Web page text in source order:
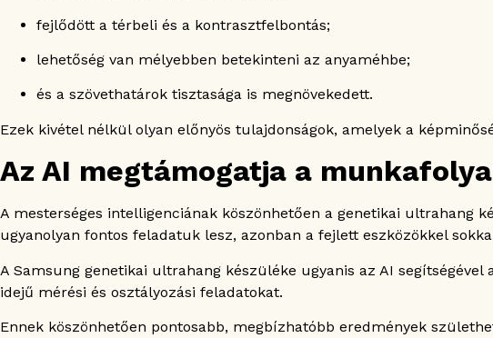
fejlődött a térbeli és a kontrasztfelbontás;
lehetőség van mélyebben betekinteni az anyaméhbe;
és a szövethatárok tisztasága is megnövekedett.
Ezek kivétel nélkül olyan előnyös tulajdonságok, amelyek a
Az AI megtámogatja a
A mesterséges intelligenciának köszönhetően a genetikai ultrahang
ugyanolyan fontos feladatuk lesz, azonban a fejlett eszközökkel
A Samsung genetikai ultrahang készüléke ugyanis az AI
idejű mérési és osztályozási feladatokat.
Ennek köszönhetően pontosabb, megbízhatóbb eredmények